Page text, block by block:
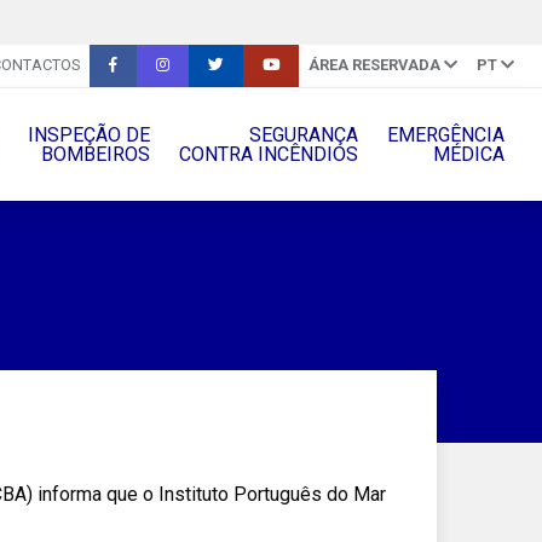
ÁREA RESERVADA PT
INSPEÇÃO DE
BOMBEIROS
SEGURANÇA
CONTRA INCÊNDIOS
EMERGÊNCIA
MÉDICA
informa que o Instituto Português do Mar